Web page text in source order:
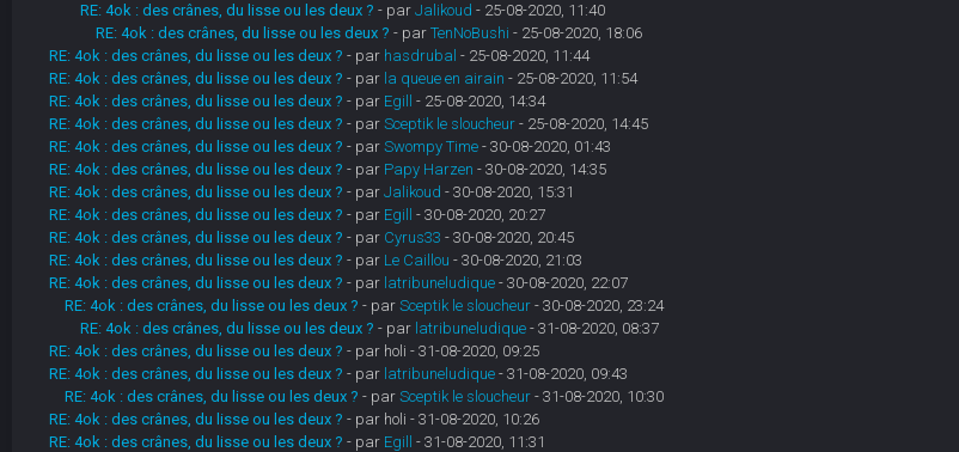
RE: 4ok : des crânes, du lisse ou les deux ? - par Jalikoud - 25-08-2020, 11:40
RE: 4ok : des crânes, du lisse ou les deux ? - par TenNoBushi - 25-08-2020, 18:06
RE: 4ok : des crânes, du lisse ou les deux ? - par hasdrubal - 25-08-2020, 11:44
RE: 4ok : des crânes, du lisse ou les deux ? - par la queue en airain - 25-08-2020, 11:54
RE: 4ok : des crânes, du lisse ou les deux ? - par Egill
- 25-08-2020, 14:34
RE: 4ok : des crânes, du lisse ou les deux ? - par Sceptik le sloucheur- 25-08-2020, 14:45
RE: 4ok : des crânes, du lisse ou les deux ? - par Swompy Time- 30-08-2020, 01:43
RE: 4ok : des crânes, du lisse ou les deux ? - par Papy Harzen - 30-08-2020, 14:35
RE: 4ok : des crânes, du lisse ou les deux ? - par Jalikoud - 30-08-2020, 15:31
RE: 4ok : des crânes, du lisse ou les deux ? - par Egill
- 30-08-2020, 20:27
RE: 4ok : des crânes, du lisse ou les deux ? - par Cyrus33 - 30-08-2020, 20:45
RE: 4ok : des crânes, du lisse ou les deux ? - par Le Caillou - 30-08-2020, 21:03
RE: 4ok : des crânes, du lisse ou les deux ? - par latribuneludique- 30-08-2020, 22:07
RE: 4ok : des crânes, du lisse ou les deux ? - par Sceptik le sloucheur- 30-08-2020, 23:24
RE: 4ok : des crânes, du lisse ou les deux ? - par latribuneludique- 31-08-2020, 08:37
RE: 4ok : des crânes, du lisse ou les deux ? - par holi - 31-08-2020, 09:25
RE: 4ok : des crânes, du lisse ou les deux ? - par latribuneludique- 31-08-2020, 09:43
RE: 4ok : des crânes, du lisse ou les deux ? - par Sceptik le sloucheur- 31-08-2020, 10:30
RE: 4ok : des crânes, du lisse ou les deux ? - par holi - 31-08-2020, 10:26
RE: 4ok : des crânes, du lisse ou les deux ? - par Egill
- 31-08-2020, 11:31